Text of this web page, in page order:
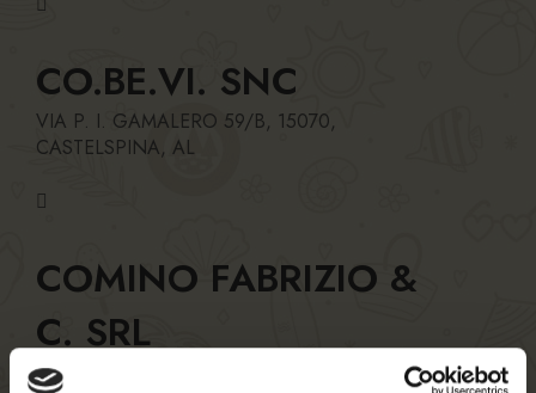
CO.BE.VI. SNC
VIA P. I. GAMALERO 59/B, 15070,
CASTELSPINA, AL
COMINO FABRIZIO &
C. SRL
VIA MATTEOTTI 101, 33010, OSOPPO, UD